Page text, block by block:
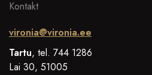
Kontakt
vironia@vironia.ee
Tartu, tel. 744 1286
Lai 30, 51005